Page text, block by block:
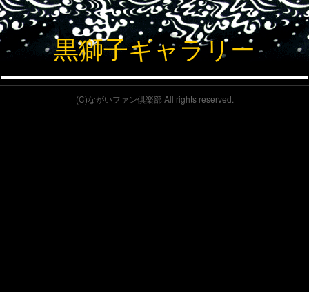
黒獅子ギャラリー
(C)ながいファン倶楽部 All rights reserved.